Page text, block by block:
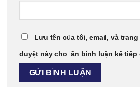
Lưu tên của tôi, email, và
duyệt này cho lần bình luận kế tiếp